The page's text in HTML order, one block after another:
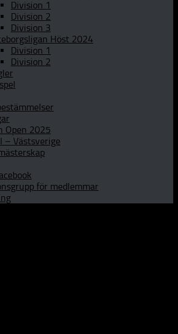
Division 1
Division 2
Division 3
Höst 2024
Division 1
Division 2
Open 2025
– Västsverige
för medlemmar